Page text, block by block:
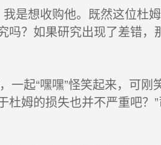
是想收购他。既然这位杜
吗？如果研究出现了差错
起“嘿嘿”怪笑起来，可
杜姆的损失也并不严重吧